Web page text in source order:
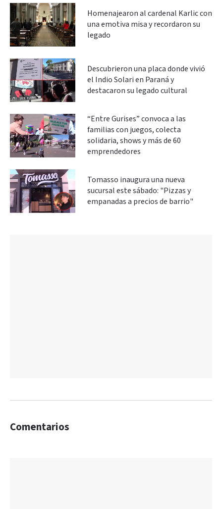
Homenajearon al cardenal Karlic con
una emotiva misa y recordaron su
legado
Descubrieron una placa donde vivió
el Indio Solari en Paraná y
destacaron su legado cultural
“Entre Gurises” convoca a las
familias con juegos, colecta
solidaria, shows y más de 60
emprendedores
Tomasso inaugura una nueva
sucursal este sábado: "Pizzas y
empanadas a precios de barrio"
Comentarios